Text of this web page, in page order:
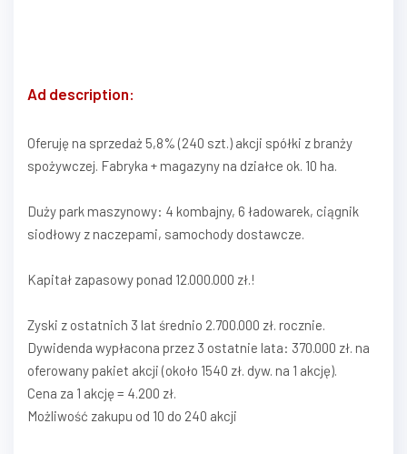
Ad description:
Oferuję na sprzedaż 5,8% (240 szt.) akcji spółki z branży
spożywczej. Fabryka + magazyny na działce ok. 10 ha.
Duży park maszynowy: 4 kombajny, 6 ładowarek, ciągnik
siodłowy z naczepami, samochody dostawcze.
Kapitał zapasowy ponad 12.000.000 zł.!
Zyski z ostatnich 3 lat średnio 2.700.000 zł. rocznie.
Dywidenda wypłacona przez 3 ostatnie lata: 370.000 zł. na
oferowany pakiet akcji (około 1540 zł. dyw. na 1 akcję).
Cena za 1 akcję = 4.200 zł.
Możliwość zakupu od 10 do 240 akcji